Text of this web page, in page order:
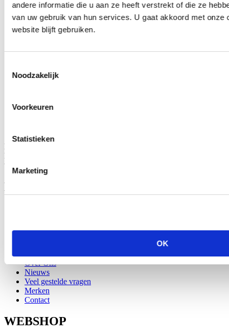
andere informatie die u aan ze heeft verstrekt of die ze
van uw gebruik van hun services. U gaat akkoord met onze
website blijft gebruiken.
Noodzakelijk
Voorkeuren
Statistieken
Marketing
OK
Crystal
Log in of registreer om de prijzen te kunnen zien
Oil 125 ml.
Log in of registreer om de prijzen te kunnen zien
Sinds 1972 ondersteunt NEM Cosmetics beauty professionals met
hoogwaardige apparatuur, professionele cosmetica,
harsproducten en saloninrichting
vakkennis en persoonlijke service centraal.
HANDIGE LINKS
Over Ons
Nieuws
Veel gestelde vragen
Merken
Contact
WEBSHOP